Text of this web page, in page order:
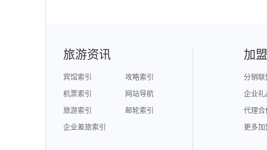
旅游资讯
宾馆索引
攻略索引
机票索引
网站导航
旅游索引
邮轮索引
企业差旅索引
加
分销联
企业礼
代理合
更多